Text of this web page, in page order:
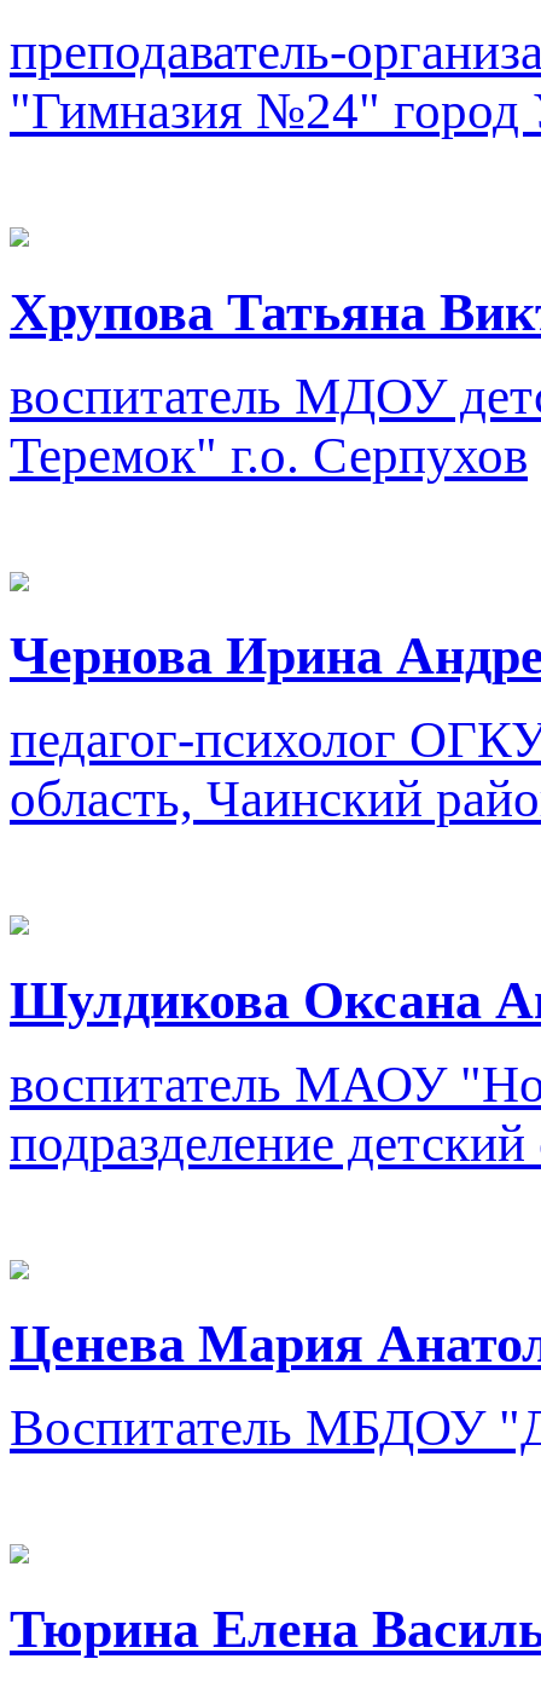
преподаватель-
"Гимназия №24" город
Хрупова Татьяна
воспитатель МДОУ
Теремок" г.о. Серпухов
Чернова Ирина
педагог-психолог ОГКУ
область, Чаинский
Шулдикова Оксана
воспитатель МАОУ
подразделение
Ценева Мария
Воспитатель МБДОУ
Тюрина Елена